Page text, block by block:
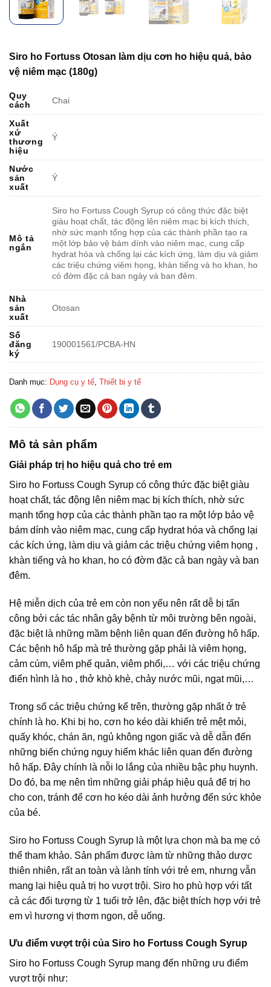
Siro ho Fortuss Otosan làm dịu cơn ho hiệu quả, bảo
vệ niêm mạc (180g)
Quy
cách
Chai
Xuất
xứ
thương
hiệu
Ý
Nước
sản
xuất
Ý
Mô tả
ngắn
Siro ho Fortuss Cough Syrup có công thức đặc biệt
giàu hoạt chất, tác động lên niêm mạc bị kích thích,
nhờ sức mạnh tổng hợp của các thành phần tạo ra
một lớp bảo vệ bám dính vào niêm mạc, cung cấp
hydrat hóa và chống lại các kích ứng, làm dịu và giảm
các triệu chứng viêm họng, khàn tiếng và ho khan, ho
có đờm đặc cả ban ngày và ban đêm.
Nhà
sản
xuất
Otosan
Số
đăng
ký
190001561/PCBA-HN
Danh mục: Dụng cụ y tế Thiết bị y tế
Mô tả sản phẩm
Giải pháp trị ho hiệu quả cho trẻ em
Siro ho Fortuss Cough Syrup có công thức đặc biệt giàu
hoạt chất, tác động lên niêm mạc bị kích thích, nhờ sức
mạnh tổng hợp của các thành phần tạo ra một lớp bảo vệ
bám dính vào niêm mạc, cung cấp hydrat hóa và chống lại
các kích ứng, làm dịu và giảm các triệu chứng viêm họng ,
khàn tiếng và ho khan, ho có đờm đặc cả ban ngày và ban
đêm.
Hệ miễn dịch của trẻ em còn non yếu nên rất dễ bị tấn
công bởi các tác nhân gây bệnh từ môi trường bên ngoài,
đặc biệt là những mầm bệnh liên quan đến đường hô hấp.
Các bệnh hô hấp mà trẻ thường gặp phải là viêm họng,
cảm cúm, viêm phế quản, viêm phổi,… với các triệu chứng
điển hình là ho , thở khò khè, chảy nước mũi, ngạt mũi,…
Trong số các triệu chứng kể trên, thường gặp nhất ở trẻ
chính là ho. Khi bị ho, cơn ho kéo dài khiến trẻ mệt mỏi,
quấy khóc, chán ăn, ngủ không ngon giấc và dễ dẫn đến
những biến chứng nguy hiểm khác liên quan đến đường
hô hấp. Đây chính là nỗi lo lắng của nhiều bậc phụ huynh.
Do đó, ba mẹ nên tìm những giải pháp hiệu quả để trị ho
cho con, tránh để cơn ho kéo dài ảnh hưởng đến sức khỏe
của bé.
Siro ho Fortuss Cough Syrup là một lựa chọn mà ba mẹ có
thể tham khảo. Sản phẩm được làm từ những thảo dược
thiên nhiên, rất an toàn và lành tính với trẻ em, nhưng vẫn
mang lại hiệu quả trị ho vượt trội. Siro ho phù hợp với tất
cả các đối tượng từ 1 tuổi trở lên, đặc biệt thích hợp với trẻ
em vì hương vị thơm ngon, dễ uống.
Ưu điểm vượt trội của Siro ho Fortuss Cough Syrup
Siro ho Fortuss Cough Syrup mang đến những ưu điểm
vượt trội như: